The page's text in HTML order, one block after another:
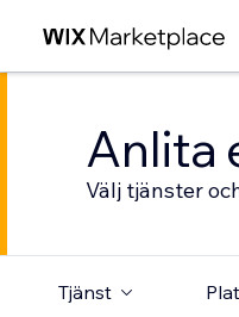
Anlita
Välj tjänster
Tjänst